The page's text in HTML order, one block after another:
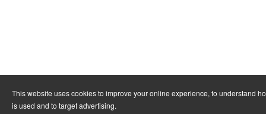
This website uses cookies to improve your online experience, to understand
is used and to target advertising.